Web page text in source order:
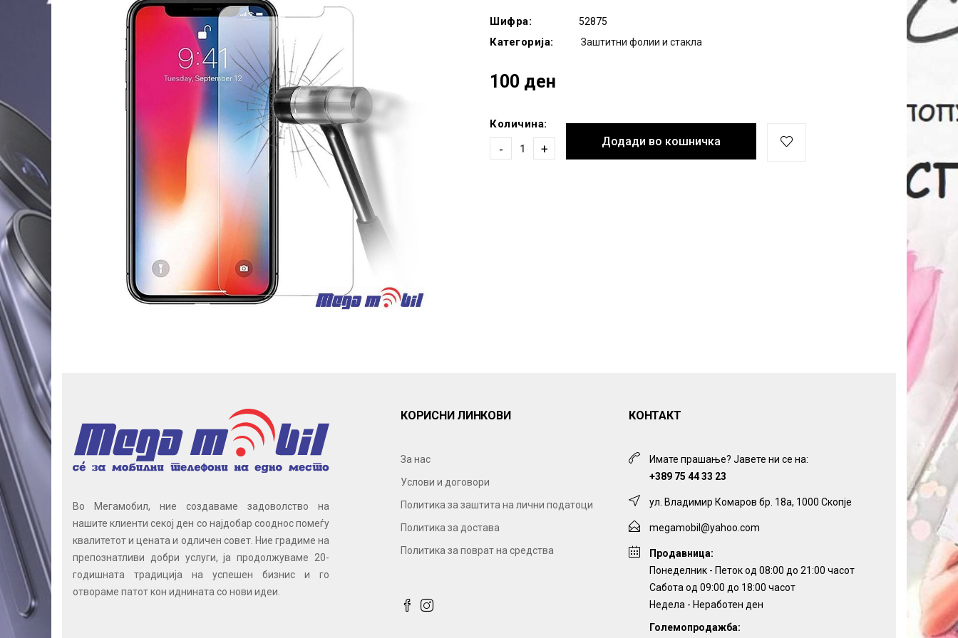
Шифра: 52875
Категорија: Заштитни фолии и стакла
100 ден
Количина:
- +
Додади во кошничка
Во Мегамобил, ние создаваме задоволство на
нашите клиенти секој ден со најдобар сооднос помеѓу
квалитетот и цената и одличен совет. Ние градиме на
препознатливи добри услуги, ја продолжуваме 20-
годишната традиција на успешен бизнис и го
отвораме патот кон иднината со нови идеи.
КОРИСНИ ЛИНКОВИ
За нас
Услови и договори
Политика за заштита на лични податоци
Политика за достава
Политика за поврат на средства
КОНТАКТ
Имате прашање? Јавете ни се на:
+389 75 44 33 23
ул. Владимир Комаров бр. 18а, 1000 Скопје
megamobil@yahoo.com
Продавница:
Понеделник - Петок од 08:00 до 21:00 часот
Сабота од 09:00 до 18:00 часот
Недела - Неработен ден
Големопродажба: